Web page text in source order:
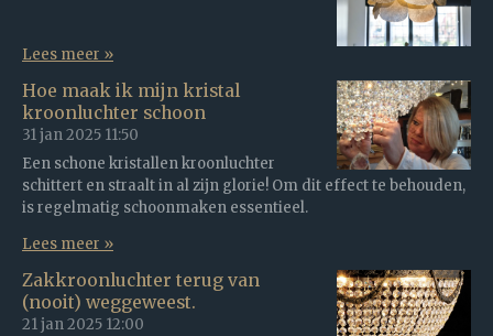
Lees meer »
Hoe maak ik mijn kristal
kroonluchter schoon
31 jan 2025 11:50
Een schone kristallen kroonluchter
schittert en straalt in al zijn glorie! Om dit effect te behouden,
is regelmatig schoonmaken essentieel.
Lees meer »
Zakkroonluchter terug van
(nooit) weggeweest.
21 jan 2025 12:00